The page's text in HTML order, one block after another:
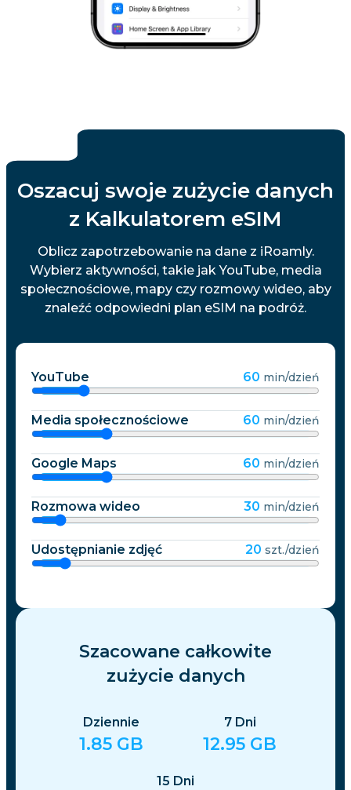
Oszacuj swoje zużycie danych
z Kalkulatorem eSIM
Oblicz zapotrzebowanie na dane z iRoamly.
Wybierz aktywności, takie jak YouTube, media
społecznościowe, mapy czy rozmowy wideo, aby
znaleźć odpowiedni plan eSIM na podróż.
YouTube 60 min/dzień
Media społecznościowe 60 min/dzień
Google Maps 60 min/dzień
Rozmowa wideo 30 min/dzień
Udostępnianie zdjęć 20 szt./dzień
Szacowane całkowite
zużycie danych
Dziennie
1.85 GB
7 Dni
12.95 GB
15 Dni